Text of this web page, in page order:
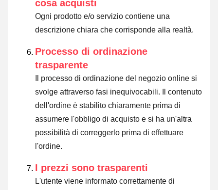
cosa acquisti
Ogni prodotto e/o servizio contiene una
descrizione chiara che corrisponde alla realtà.
Processo di ordinazione
trasparente
Il processo di ordinazione del negozio online si
svolge attraverso fasi inequivocabili. Il contenuto
dell'ordine è stabilito chiaramente prima di
assumere l'obbligo di acquisto e si ha un'altra
possibilità di correggerlo prima di effettuare
l'ordine.
I prezzi sono trasparenti
L'utente viene informato correttamente di